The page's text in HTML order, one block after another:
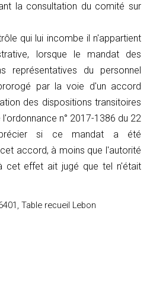
la consultation du comité sur
qui lui incombe il n'appartient
lorsque le mandat des
représentatives du personnel
par la voie d'un accord
des dispositions transitoires
n° 2017-1386 du 22
si ce mandat a été
accord, à moins que l'autorité
cet effet ait jugé que tel n'était
Table recueil Lebon